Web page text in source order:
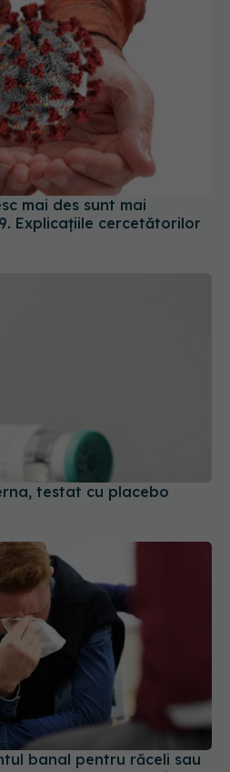
mai des sunt mai
Explicațiile cercetătorilor
testat cu placebo
Anca Crupariu: